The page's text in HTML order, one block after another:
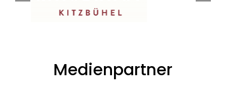
Medienpartner